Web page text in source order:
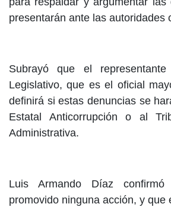
presentarán ante las autoridades
Subrayó que el
Legislativo, que es el oficial
definirá si estas denuncias se
Estatal Anticorrupción o al
Administrativa.
Luis Armando Díaz
promovido ninguna acción, y que